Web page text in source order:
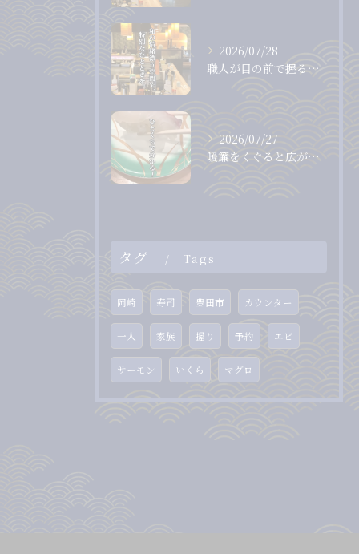
2026/07/28
職人が目の前で握る、息をのむほど美しいまぐろ。
2026/07/27
暖簾をくぐると広がる、落ち着いた和の空間。
タグ Tags
岡崎 寿司 豊田市 カウンター
一人 家族 握り 予約 エビ
サーモン いくら マグロ